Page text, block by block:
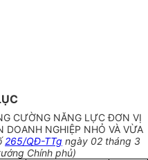
CƯỜNG NĂNG LỰC ĐƠN VỊ
DOANH NGHIỆP NHỎ VÀ VỪA
265/QĐ-TTg ngày 02 tháng 3
Chính phủ)